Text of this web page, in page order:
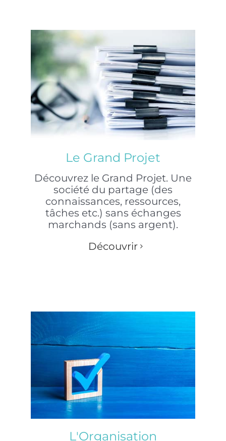
Le Grand Projet
Découvrez le Grand Projet. Une
société du partage (des
connaissances, ressources,
tâches etc.) sans échanges
marchands (sans argent).
Découvrir
L'Organisation